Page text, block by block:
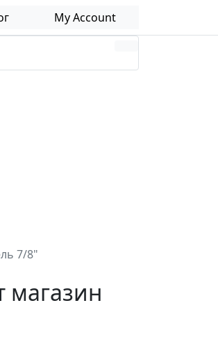
My Account
7/8"
магазин